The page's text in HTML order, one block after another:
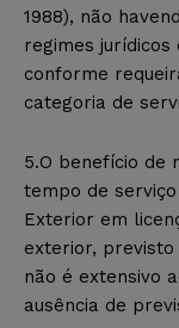
1988), não
regimes
conforme
categoria de
5.O benefício de
tempo de
Exterior em
exterior, previsto
não é extensivo
ausência de